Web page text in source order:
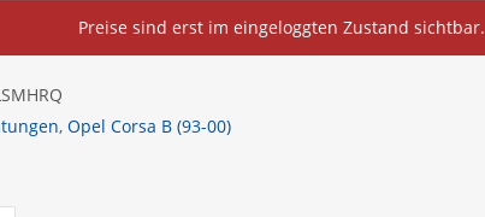
Preise sind erst im eingeloggten Zustand sichtbar.
,Opel Corsa B (93-00)